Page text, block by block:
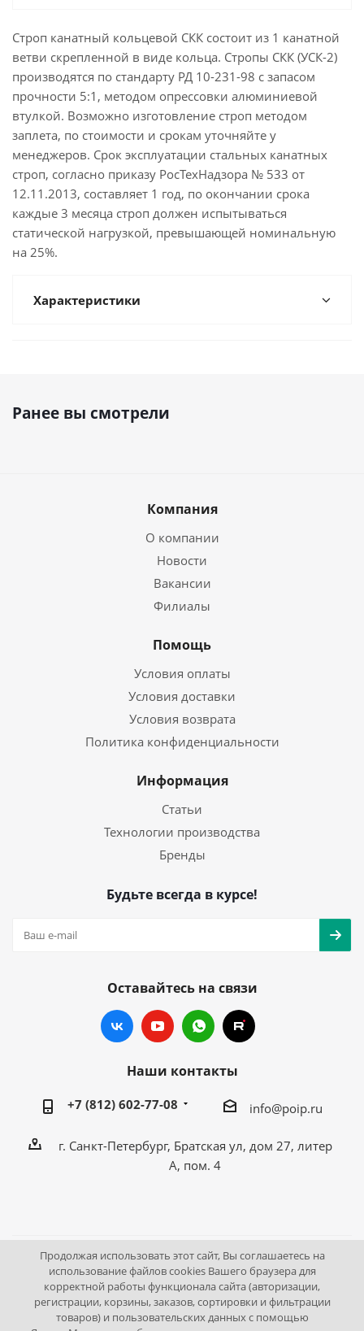
Строп канатный кольцевой СКК состоит из 1 канатной
ветви скрепленной в виде кольца. Стропы СКК (УСК-2)
производятся по стандарту РД 10-231-98 с запасом
прочности 5:1, методом опрессовки алюминиевой
втулкой. Возможно изготовление строп методом
заплета, по стоимости и срокам уточняйте у
менеджеров. Срок эксплуатации стальных канатных
строп, согласно приказу РосТехНадзора № 533 от
12.11.2013, составляет 1 год, по окончании срока
каждые 3 месяца строп должен испытываться
статической нагрузкой, превышающей номинальную
на 25%.
Характеристики
Ранее вы смотрели
Компания
О компании
Новости
Вакансии
Филиалы
Помощь
Условия оплаты
Условия доставки
Условия возврата
Политика конфиденциальности
Информация
Статьи
Технологии производства
Бренды
Будьте всегда в курсе!
Оставайтесь на связи
Наши контакты
+7 (812) 602-77-08 info@poip.ru
г. Санкт-Петербург, Братская ул, дом 27, литер
А, пом. 4
2009 - 2026 © Промышленное оборудование Интернет
портал.
195043, г. Санкт-Петербург, Братская ул, дом 27, литер А,
Продолжая использовать этот сайт, Вы соглашаетесь на
использование файлов cookies Вашего браузера для
корректной работы функционала сайта (авторизации,
регистрации, корзины, заказов, сортировки и фильтрации
товаров) и пользовательских данных с помощью